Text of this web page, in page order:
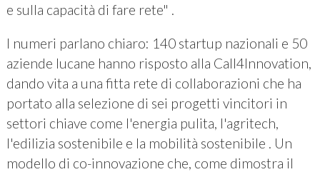
e sulla capacità di fare rete" .
I numeri parlano chiaro: 140 startup nazionali e 50
aziende lucane hanno risposto alla Call4Innovation,
dando vita a una fitta rete di collaborazioni che ha
portato alla selezione di sei progetti vincitori in
settori chiave come l'energia pulita, l'agritech,
l'edilizia sostenibile e la mobilità sostenibile . Un
modello di co-innovazione che, come dimostra il